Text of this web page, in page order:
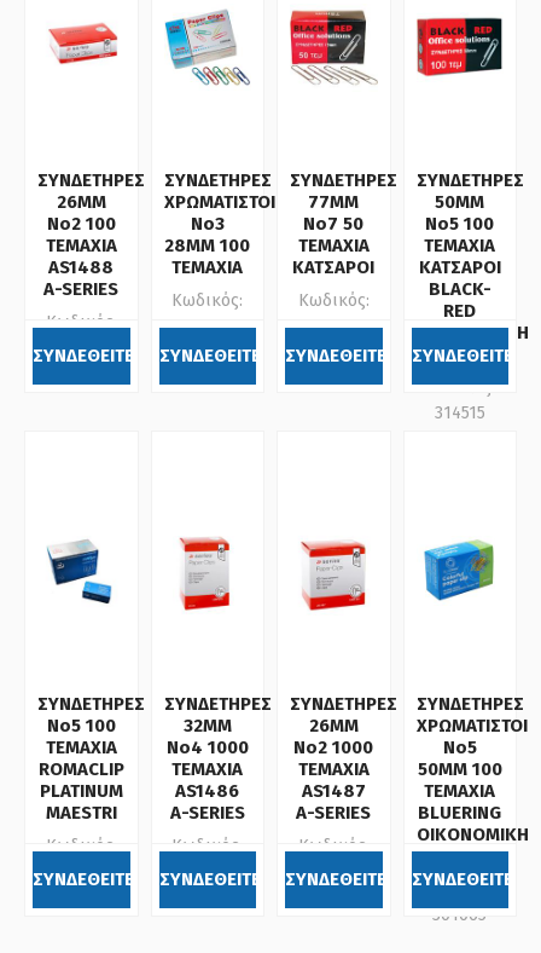
ΣΥΝΔΕΤΗΡΕΣ
26MM
No2 100
ΤΕΜΑΧΙΑ
AS1488
A-SERIES
Κωδικός:
650137
ΣΥΝΔΕΘΕΙΤΕ
ΣΥΝΔΕΤΗΡΕΣ
ΧΡΩΜΑΤΙΣΤΟΙ
Νο3
28ΜΜ 100
ΤΕΜΑΧΙΑ
Κωδικός:
206684
ΣΥΝΔΕΘΕΙΤΕ
ΣΥΝΔΕΤΗΡΕΣ
77ΜΜ
Νο7 50
ΤΕΜΑΧΙΑ
ΚΑΤΣΑΡΟΙ
Κωδικός:
206720
ΣΥΝΔΕΘΕΙΤΕ
ΣΥΝΔΕΤΗΡΕΣ
50ΜΜ
Νο5 100
ΤΕΜΑΧΙΑ
ΚΑΤΣΑΡΟΙ
BLACK-
RED
ΟΙΚΟΝΟΜΙΚΗ
ΛΥΣΗ
Κωδικός:
314515
ΣΥΝΔΕΘΕΙΤΕ
ΣΥΝΔΕΤΗΡΕΣ
Νο5 100
ΤΕΜΑΧΙΑ
ROMACLIP
PLATINUM
MAESTRI
Κωδικός:
407512
ΣΥΝΔΕΘΕΙΤΕ
ΣΥΝΔΕΤΗΡΕΣ
32MM
No4 1000
ΤΕΜΑΧΙΑ
AS1486
A-SERIES
Κωδικός:
650135
ΣΥΝΔΕΘΕΙΤΕ
ΣΥΝΔΕΤΗΡΕΣ
26MM
No2 1000
ΤΕΜΑΧΙΑ
AS1487
A-SERIES
Κωδικός:
650136
ΣΥΝΔΕΘΕΙΤΕ
ΣΥΝΔΕΤΗΡΕΣ
ΧΡΩΜΑΤΙΣΤΟΙ
Νο5
50ΜΜ 100
ΤΕΜΑΧΙΑ
BLUERING
ΟΙΚΟΝΟΜΙΚΗ
ΛΥΣΗ
Κωδικός:
301065
ΣΥΝΔΕΘΕΙΤΕ